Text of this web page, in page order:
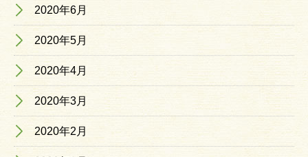
2020年6月
2020年5月
2020年4月
2020年3月
2020年2月